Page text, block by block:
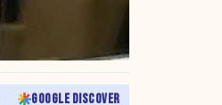
GOOGLE DISCOVER